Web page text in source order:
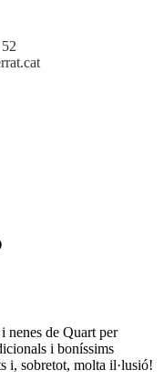
nenes de Quart per
i boníssims
i, sobretot, molta il·lusió!